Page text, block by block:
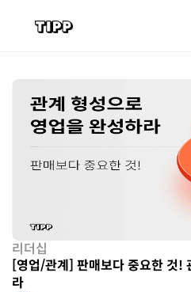
로그인
도입 문의
리더십
[영업/관계] 판매보다 중요한 것!
라